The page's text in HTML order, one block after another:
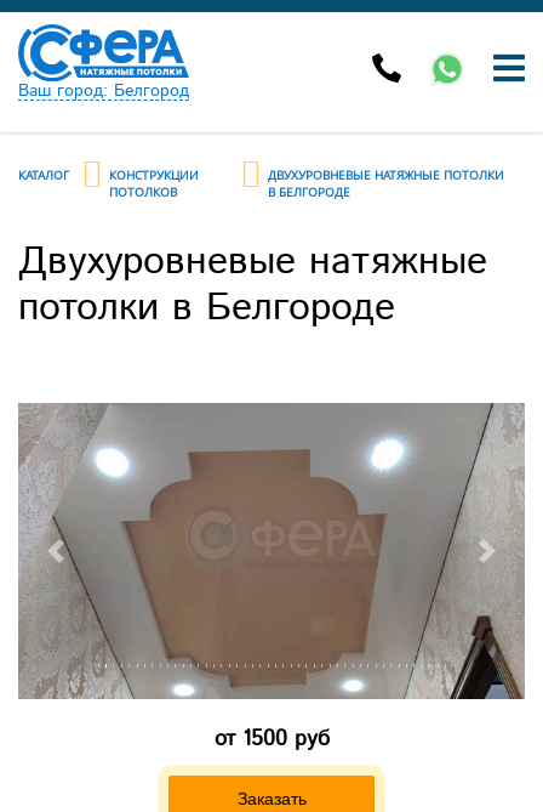
Ваш город: Белгород
КАТАЛОГ
КОНСТРУКЦИИ
ПОТОЛКОВ
ДВУХУРОВНЕВЫЕ НАТЯЖНЫЕ ПОТОЛКИ
В БЕЛГОРОДЕ
Двухуровневые натяжные
потолки в Белгороде
Previous Next
от 1500 руб
Заказать